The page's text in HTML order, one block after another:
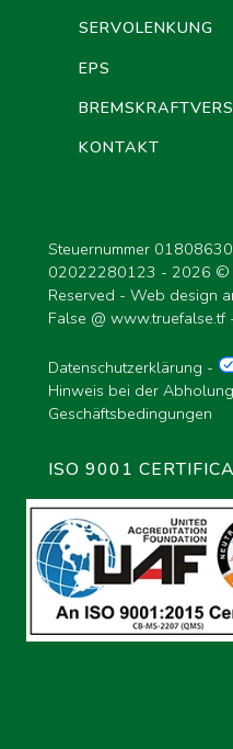
SERVOLENKUNG
EPS
KONTAKT
Steuernummer
02022280123 - 2026 ©
Reserved - Web design
False @ www.truefalse.tf
Datenschutzerklärung -
Hinweis bei der Abholung
Geschäftsbedingungen
ISO 9001